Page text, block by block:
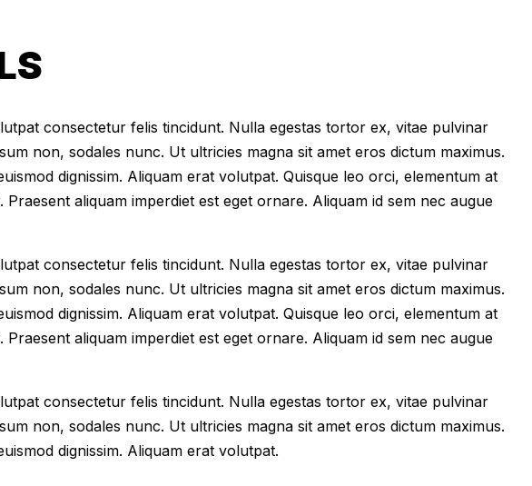
consectetur felis tincidunt. Nulla egestas tortor ex, vitae pulvinar
non, sodales nunc. Ut ultricies magna sit amet eros dictum maximus.
dignissim. Aliquam erat volutpat. Quisque leo orci, elementum at
aliquam imperdiet est eget ornare. Aliquam id sem nec augue
consectetur felis tincidunt. Nulla egestas tortor ex, vitae pulvinar
non, sodales nunc. Ut ultricies magna sit amet eros dictum maximus.
dignissim. Aliquam erat volutpat. Quisque leo orci, elementum at
aliquam imperdiet est eget ornare. Aliquam id sem nec augue
consectetur felis tincidunt. Nulla egestas tortor ex, vitae pulvinar
non, sodales nunc. Ut ultricies magna sit amet eros dictum maximus.
dignissim. Aliquam erat volutpat.